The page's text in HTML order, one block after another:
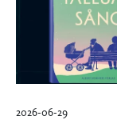
2026-06-29